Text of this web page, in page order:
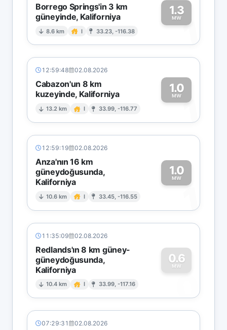
Borrego Springs'in 3 km
güneyinde, Kaliforniya
8.6 km I 33.23, -116.38
1.3
MW1
12:59:48 02.08.2026
Cabazon'un 8 km
kuzeyinde, Kaliforniya
13.2 km I 33.99, -116.77
1.0
MW1
12:59:19 02.08.2026
Anza'nın 16 km
güneydoğusunda,
Kaliforniya
10.6 km I 33.45, -116.55
1.0
MW
1
11:35:09 02.08.2026
Redlands'ın 8 km güney-
güneydoğusunda,
Kaliforniya
10.4 km I 33.99, -117.16
0.6
MW
0
07:29:31 02.08.2026